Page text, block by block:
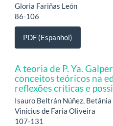
Gloria Fariñas León
86-106
PDF (Espanhol)
A teoria de P. Ya.
conceitos teóricos na
reflexões críticas e
Isauro Beltrán Núñez,
Vinicius de Faria Oliveira
107-131